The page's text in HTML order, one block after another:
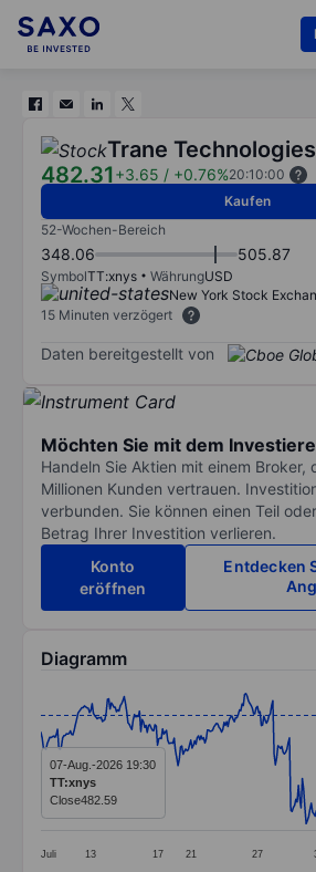
Trane
482.31+3.65 / +0.76%20:10:00
Kaufen
52-Wochen-Bereich
348.06 505.87
SymbolTT:xnys WährungUSD
New York Stock
15 Minuten verzögert
Daten bereitgestellt von
Möchten Sie mit dem
Handeln Sie Aktien mit einem Broker,
Millionen Kunden vertrauen.
verbunden. Sie können einen Teil
Betrag Ihrer Investition verlieren.
Konto
eröffnen
Entdecken
Diagramm
Line chart with 295 data points.
The chart has 1 X axis displaying
The chart has 1 Y axis
Juli 13 17 21 27
07-Aug.-2026 19:30
TT:xnys
Close482.59